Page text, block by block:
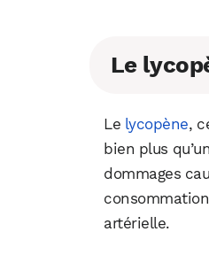
Le
Le lycopène,
bien plus
dommages
artérielle.